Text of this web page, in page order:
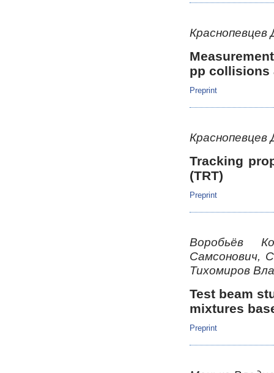
pp
Preprint
Tracking
(TRT)
Preprint
Воробьёв
Самсонович,
Тихомиров
Test beam
mixtures
Preprint